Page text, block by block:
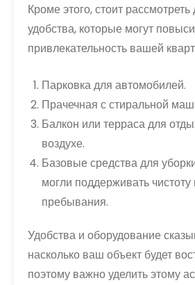
Кроме этого, стоит
удобства, которые могут
привлекательность вашей
Парковка для автомобилей.
Прачечная с стиральной
Балкон или терраса для
воздухе.
Базовые средства для
могли поддерживать
пребывания.
Удобства и оборудование
насколько ваш объект будет
поэтому важно уделить этому